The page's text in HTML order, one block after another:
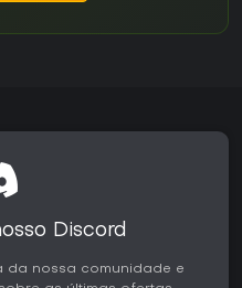
Discord
da nossa comunidade e